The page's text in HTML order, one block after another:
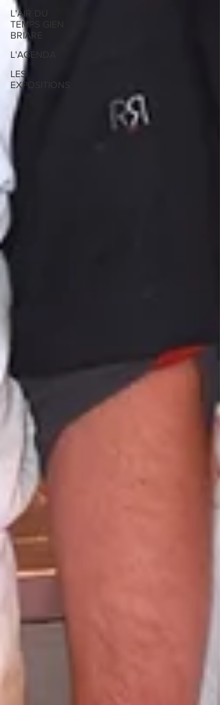
L'AIR DU
TEMPS GIEN
BRIARE
L'AGENDA
LES
EXPOSITIONS